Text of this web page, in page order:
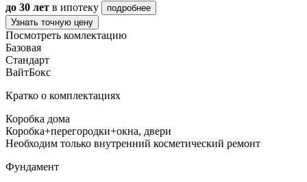
до 30 лет в ипотеку
подробнее
Узнать точную цену
Посмотреть комлектацию
Базовая
Стандарт
ВайтБокс
Кратко о комплектациях
Коробка дома
Коробка+перегородки+окна, двери
Необходим только внутренний косметический ремонт
Фундамент